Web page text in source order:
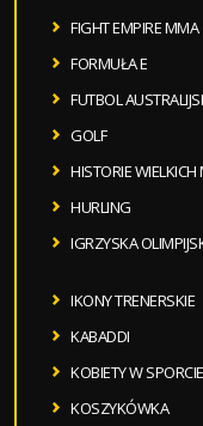
FIGHT EMPIRE MMA
FORMUŁA E
FUTBOL
GOLF
HISTORIE WIELKICH
HURLING
IGRZYSKA
IKONY TRENERSKIE
KABADDI
KOBIETY W SPORCIE
KOSZYKÓWKA